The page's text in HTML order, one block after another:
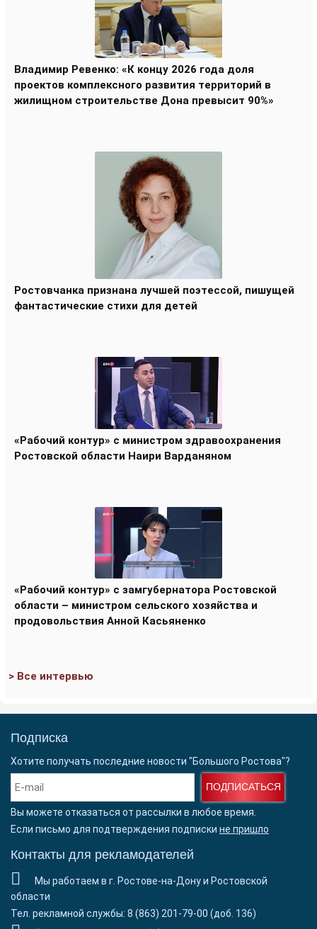
Владимир Ревенко: «К концу 2026 года доля
проектов комплексного развития территорий в
жилищном строительстве Дона превысит 90%»
Ростовчанка признана лучшей поэтессой, пишущей
фантастические стихи для детей
«Рабочий контур» с министром здравоохранения
Ростовской области Наири Варданяном
«Рабочий контур» с замгубернатора Ростовской
области – министром сельского хозяйства и
продовольствия Анной Касьяненко
> Все интервью
Подписка
Хотите получать последние новости "Большого Ростова"?
ПОДПИСАТЬСЯ
Вы можете отказаться от рассылки в любое время.
Если письмо для подтверждения подписки не пришло
Контакты для рекламодателей
Мы работаем в г. Ростове-на-Дону и Ростовской
области
Тел. рекламной службы: 8 (863) 201-79-00 (доб. 136)